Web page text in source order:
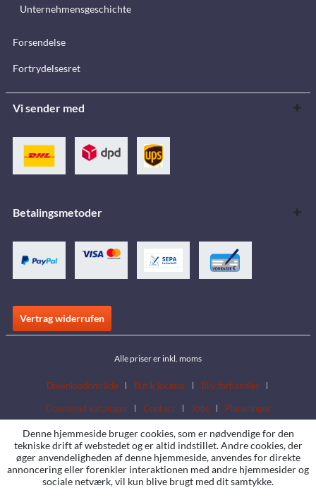
Unternehmensgeschichte
Forsendelse
Fortrydelsesret
Vi sender med
Betalingsmetoder
Vertrag widerrufen
Alle priser er inkl. moms
Downloadområde Butik locator
Bliv forhandler
Download kataloger
Contact Jobs Placeringer
Denne hjemmeside bruger cookies, som er nødvendige for den
tekniske drift af webstedet og er altid indstillet. Andre cookies, der
øger anvendeligheden af denne hjemmeside, anvendes for direkte
annoncering eller forenkler interaktionen med andre hjemmesider og
sociale netværk, vil kun blive brugt med dit samtykke.